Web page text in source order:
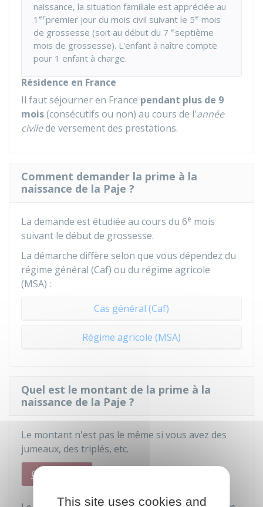
naissance, la situation familiale est appréciée au
1 erpremier jour du mois civil suivant le 5e mois
de grossesse (soit au début du 7 eseptième
mois de grossesse). L'enfant à naître compte
pour 1 enfant à charge.
Résidence en France
Il faut séjourner en France pendant plus de 9
mois(consécutifs ou non) au cours de l'année
civilede versement des prestations.
Comment demander la prime à la
naissance de la Paje ?
La demande est étudiée au cours du 6e mois
suivant le début de grossesse.
La démarche diffère selon que vous dépendez du
régime général (Caf) ou du régime agricole
(MSA) :
Cas général (Caf)
Régime agricole (MSA)
Quel est le montant de la prime à la
naissance de la Paje ?
Le montant n'est pas le même si vous avez des
jumeaux, des triplés, etc.
Cas général
This site uses cookies and